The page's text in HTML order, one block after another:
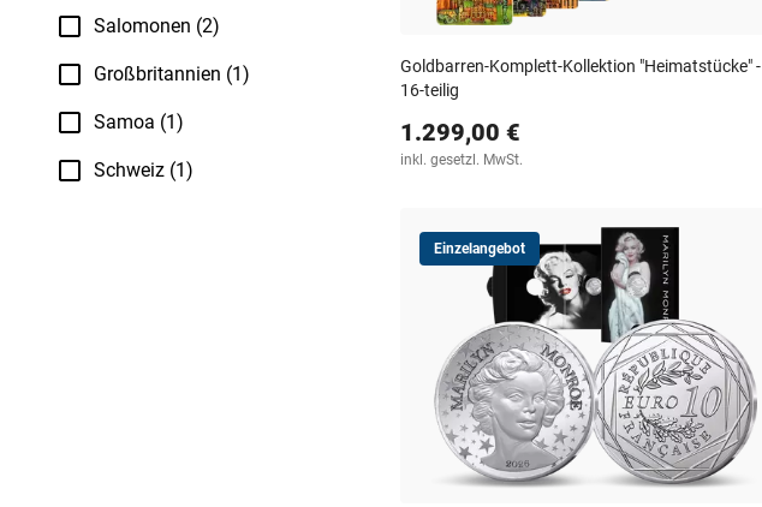
Salomonen (2)
Großbritannien (1)
Samoa (1)
Schweiz (1)
Goldbarren-Komplett-Kollektion "Heimatstücke" -
16-teilig
1.299,00 €
inkl. gesetzl. MwSt.
Einzelangebot